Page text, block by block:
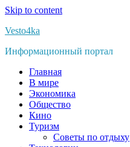
Skip to content
Vesto4ka
Информационный портал
Главная
В мире
Экономика
Общество
Кино
Туризм
Советы по отдыху